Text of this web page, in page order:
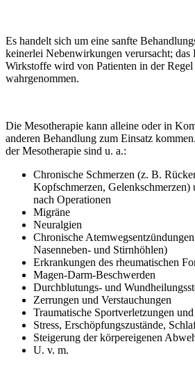
Es handelt sich um eine sanfte
keinerlei Nebenwirkungen verursacht; das
Wirkstoffe wird von Patienten in der
wahrgenommen.
Die Mesotherapie kann alleine oder in
anderen Behandlung zum Einsatz
der Mesotherapie sind u. a.:
Chronische Schmerzen (z. B.
Kopfschmerzen, Gelenkschmerzen)
nach Operationen
Migräne
Neuralgien
Chronische
Nasenneben- und Stirnhöhlen)
Erkrankungen des rheumatischen
Magen-Darm-Beschwerden
Durchblutungs- und
Zerrungen und Verstauchungen
Traumatische Sportverletzungen
Stress, Erschöpfungszustände,
Steigerung der körpereigenen
U. v. m.